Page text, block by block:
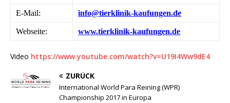
E-Mail: info@tierklinik-kaufungen.de
Webseite: www.tierklinik-kaufungen.de
Video https://www.youtube.com/watch?v=U19I4Ww9dE4
ZURÜCK
International World Para Reining (WPR)
Championship 2017 in Europa